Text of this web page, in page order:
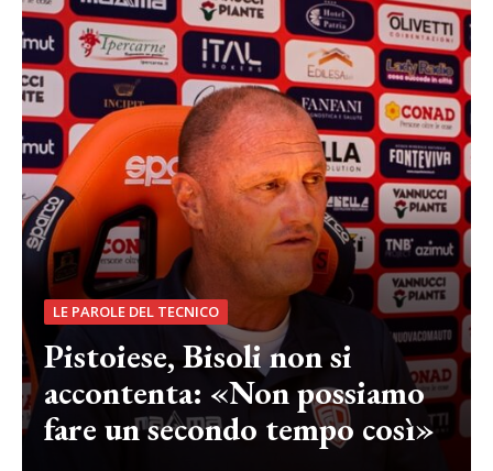
LE PAROLE DEL TECNICO
Pistoiese, Bisoli non si
accontenta: «Non possiamo
fare un secondo tempo così»